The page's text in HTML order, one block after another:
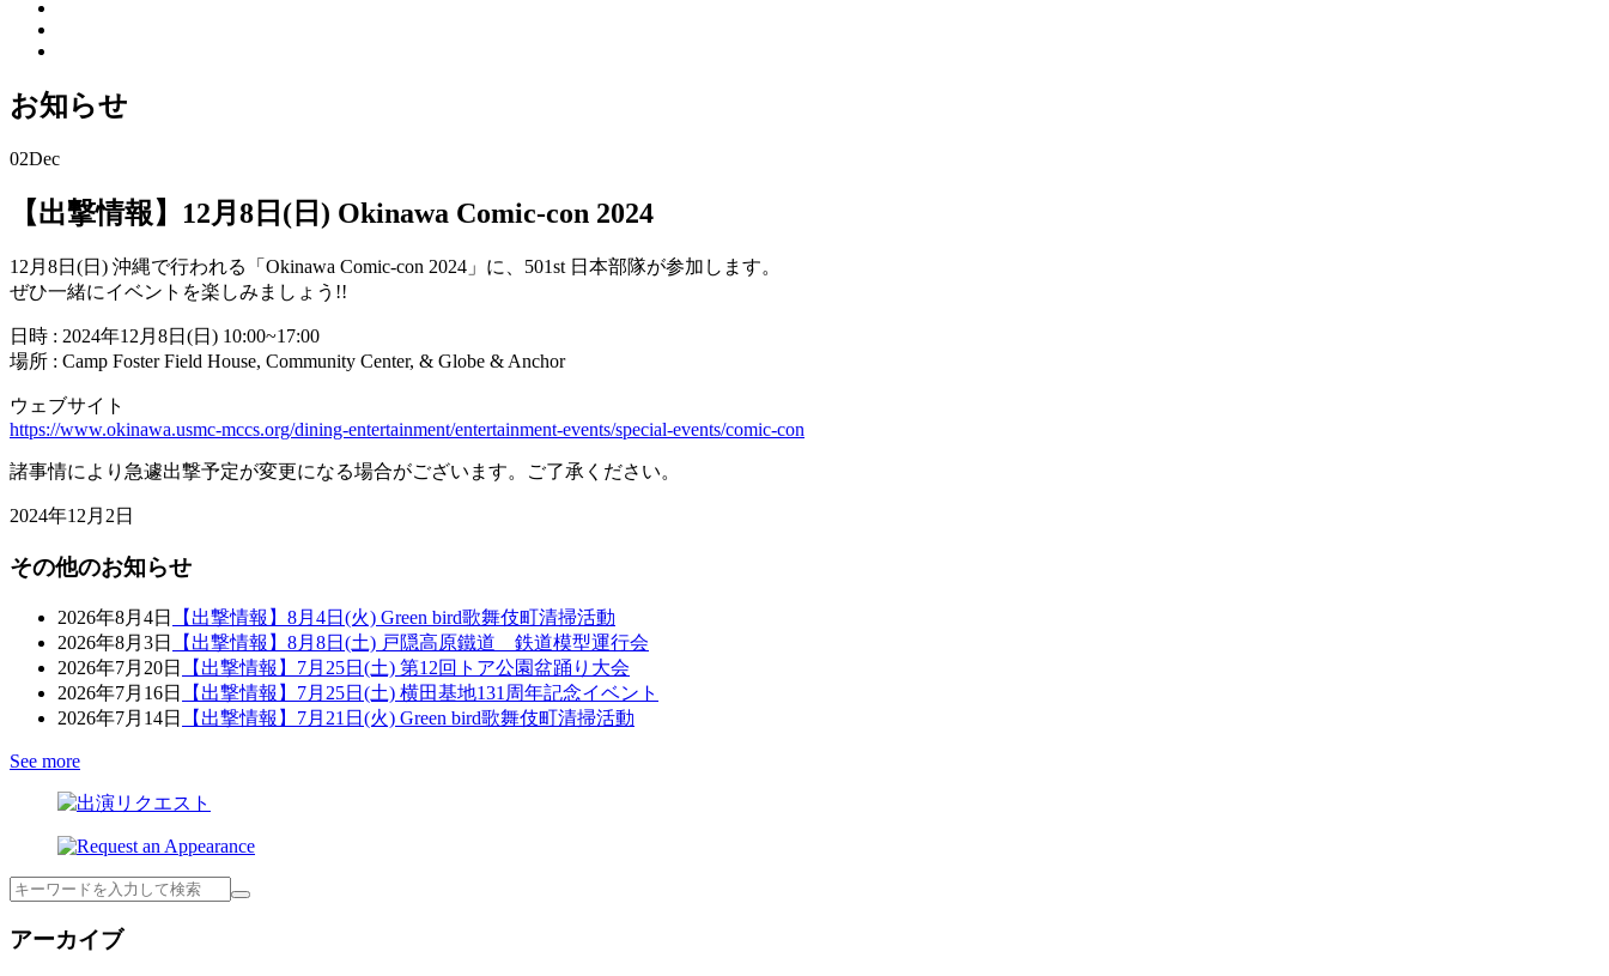
お知らせ
02Dec
【出撃情報】12月8日(日) Okinawa Comic-con 2024
12月8日(日) 沖縄で行われる「Okinawa Comic-con 2024」に、501st 日本部隊が参加します。
ぜひ一緒にイベントを楽しみましょう!!
日時 : 2024年12月8日(日) 10:00~17:00
場所 : Camp Foster Field House, Community Center, & Globe & Anchor
ウェブサイト
https://www.okinawa.usmc-mccs.org/dining-entertainment/entertainment-events/special-events/comic-con
諸事情により急遽出撃予定が変更になる場合がございます。ご了承ください。
2024年12月2日
その他のお知らせ
2026年8月4日
【出撃情報】8月4日(火) Green bird歌舞伎町清掃活動
2026年8月3日
【出撃情報】8月8日(土) 戸隠高原鐵道 鉄道模型運行会
2026年7月20日
【出撃情報】7月25日(土) 第12回トア公園盆踊り大会
2026年7月16日
【出撃情報】7月25日(土) 横田基地131周年記念イベント
2026年7月14日
【出撃情報】7月21日(火) Green bird歌舞伎町清掃活動
See more
検
アーカイブ